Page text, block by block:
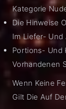
Kategorie
Die Hinweise
Im Liefer- Und
Portions- Und
Vorhandenen
Wenn Keine
Gilt Die Auf